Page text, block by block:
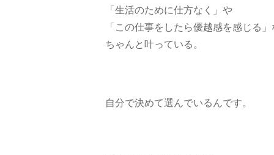
「生活のために仕方なく」や
「この仕事をしたら優越感を感じる
ちゃんと叶っている。
自分で決めて選んでいるんです。